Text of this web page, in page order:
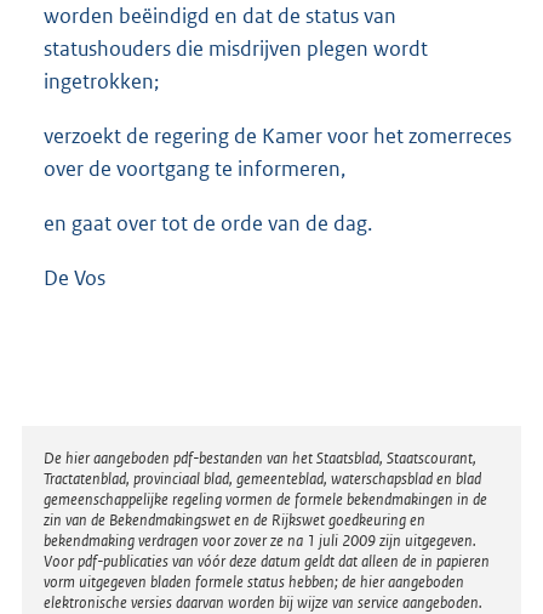
worden beëindigd en dat de status van
statushouders die misdrijven plegen wordt
ingetrokken;
verzoekt de regering de Kamer voor het zomerreces
over de voortgang te informeren,
en gaat over tot de orde van de dag.
De Vos
Disclaimer
De hier aangeboden pdf-bestanden van het Staatsblad, Staatscourant,
Tractatenblad, provinciaal blad, gemeenteblad, waterschapsblad en blad
gemeenschappelijke regeling vormen de formele bekendmakingen in de
zin van de Bekendmakingswet en de Rijkswet goedkeuring en
bekendmaking verdragen voor zover ze na 1 juli 2009 zijn uitgegeven.
Voor pdf-publicaties van vóór deze datum geldt dat alleen de in papieren
vorm uitgegeven bladen formele status hebben; de hier aangeboden
elektronische versies daarvan worden bij wijze van service aangeboden.